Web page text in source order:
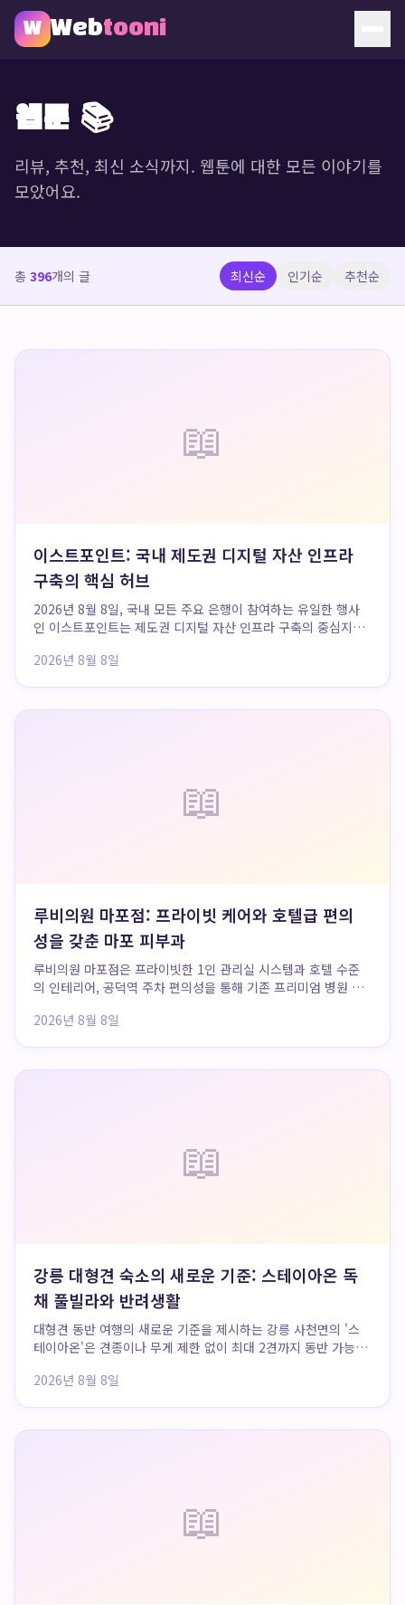
W Webtooni
웹툰
소개
🔥 인기 웹툰
웹툰 📚
리뷰, 추천, 최신 소식까지. 웹툰에 대한 모든 이야기를
모았어요.
총 396개의 글 최신순 인기순 추천순
📖
이스트포인트: 국내 제도권 디지털 자산 인프라
구축의 핵심 허브
2026년 8월 8일, 국내 모든 주요 은행이 참여하는 유일한 행사
인 이스트포인트는 제도권 디지털 자산 인프라 구축의 중심지임
은행은 물론, KDB산업은행과 IBK기업은행 등 국가 정책은행까
2026년 8월 8일
📖
루비의원 마포점: 프라이빗 케어와 호텔급 편의
성을 갖춘 마포 피부과
루비의원 마포점은 프라이빗한 1인 관리실 시스템과 호텔 수준
의 인테리어, 공덕역 주차 편의성을 통해 기존 프리미엄 병원 이
인과의 접촉 없이 편안하게 케어받으며 치료를 넘어선 휴식과
2026년 8월 8일
📖
강릉 대형견 숙소의 새로운 기준: 스테이아온 독
채 풀빌라와 반려생활
대형견 동반 여행의 새로운 기준을 제시하는 강릉 사천면의 '스
테이아온'은 견종이나 무게 제한 없이 최대 2견까지 동반 가능
에게 최적화된 프라이빗한 휴식을 제공합니다. 특히 반려생활
2026년 8월 8일
📖